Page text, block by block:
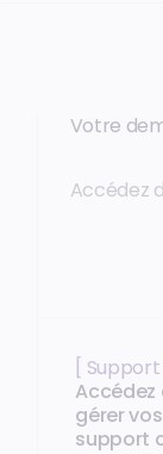
Votre
Accédez
[
gérer
support